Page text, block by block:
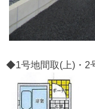
◆1号地間取(上)・2